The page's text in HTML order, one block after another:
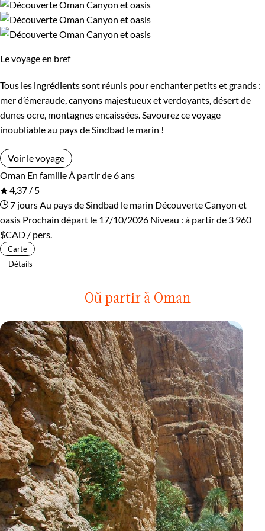
Le voyage en bref
Tous les ingrédients sont réunis pour enchanter petits et grands :
mer d’émeraude, canyons majestueux et verdoyants, désert de
dunes ocre, montagnes encaissées. Savourez ce voyage
inoubliable au pays de Sindbad le marin !
Voir le voyage
Oman En famille À partir de 6 ans
4,37 / 5
7 jours Au pays de Sindbad le marin Découverte Canyon et
oasis Prochain départ le 17/10/2026 Niveau : à partir de 3 960
$CAD / pers.
Carte
Détails
Où partir à Oman